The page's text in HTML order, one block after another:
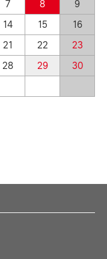
7 8
9
14 15
16
21 22
23
28 29
30